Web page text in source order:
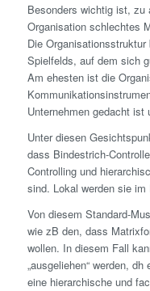
Besonders wichtig ist,
Organisation schlechtes
Die
Spielfelds, auf dem sich
Am ehesten ist die
Unternehmen gedacht
Unter diesen
dass Bindestrich-
Controlling und
sind. Lokal werden sie
Von diesem Standard-
wie zB den, dass
wollen. In diesem Fall
„ausgeliehen“ werden,
eine hierarchische und